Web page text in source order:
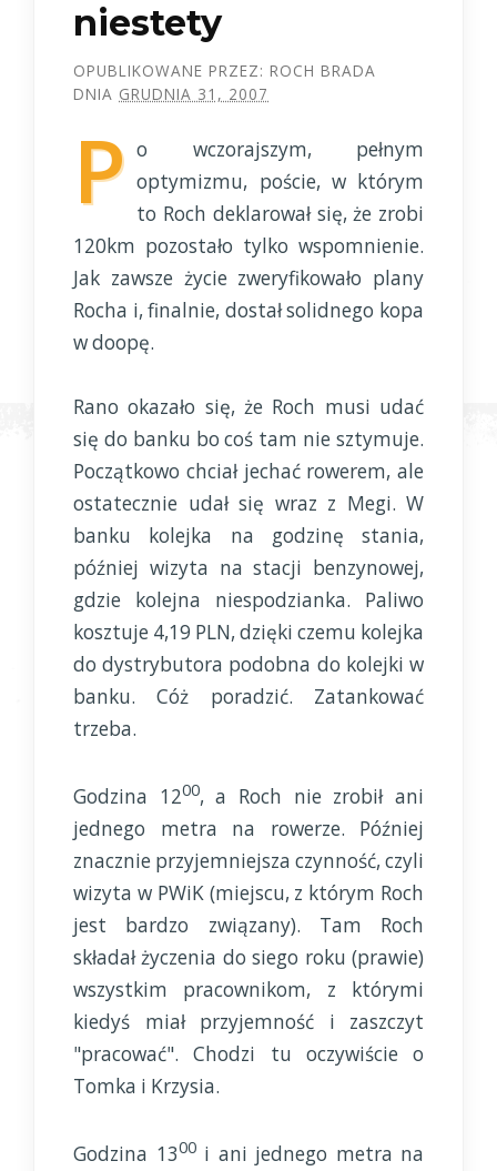
niestety
OPUBLIKOWANE PRZEZ: ROCH BRADA
DNIA GRUDNIA 31, 2007
P o wczorajszym, pełnym
optymizmu, poście, w którym
to Roch deklarował się, że zrobi
120km pozostało tylko wspomnienie.
Jak zawsze życie zweryfikowało plany
Rocha i, finalnie, dostał solidnego kopa
w doopę.
Rano okazało się, że Roch musi udać
się do banku bo coś tam nie sztymuje.
Początkowo chciał jechać rowerem, ale
ostatecznie udał się wraz z Megi. W
banku kolejka na godzinę stania,
później wizyta na stacji benzynowej,
gdzie kolejna niespodzianka. Paliwo
kosztuje 4,19 PLN, dzięki czemu kolejka
do dystrybutora podobna do kolejki w
banku. Cóż poradzić. Zatankować
trzeba.
Godzina 1200, a Roch nie zrobił ani
jednego metra na rowerze. Później
znacznie przyjemniejsza czynność, czyli
wizyta w PWiK (miejscu, z którym Roch
jest bardzo związany). Tam Roch
składał życzenia do siego roku (prawie)
wszystkim pracownikom, z którymi
kiedyś miał przyjemność i zaszczyt
"pracować". Chodzi tu oczywiście o
Tomka i Krzysia.
Godzina 1300i ani jednego metra na